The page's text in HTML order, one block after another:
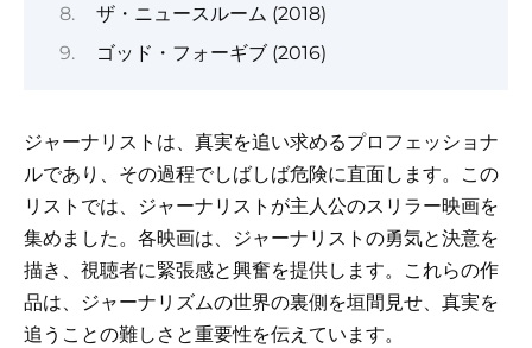
ザ・ニュースルーム (2018)
ゴッド・フォーギブ (2016)
ジャーナリストは、真実を追い求めるプロフェッショナ
ルであり、その過程でしばしば危険に直面します。この
リストでは、ジャーナリストが主人公のスリラー映画を
集めました。各映画は、ジャーナリストの勇気と決意を
描き、視聴者に緊張感と興奮を提供します。これらの作
品は、ジャーナリズムの世界の裏側を垣間見せ、真実を
追うことの難しさと重要性を伝えています。